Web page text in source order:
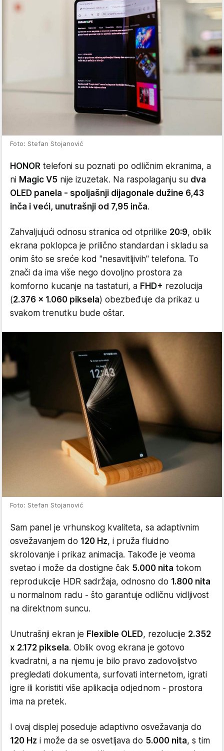
Foto: Stefan Stojanović
HONOR telefoni su poznati po odličnim ekranima, a
ni Magic V5 nije izuzetak. Na raspolaganju su dva
OLED panela - spoljašnji dijagonale dužine 6,43
inča i veći, unutrašnji od 7,95 inča.
Zahvaljujući odnosu stranica od otprilike 20:9, oblik
ekrana poklopca je prilično standardan i skladu sa
onim što se sreće kod "nesavitljivih" telefona. To
znači da ima više nego dovoljno prostora za
komforno kucanje na tastaturi, a FHD+ rezolucija
(2.376 x 1.060 piksela) obezbeđuje da prikaz u
svakom trenutku bude oštar.
Foto: Stefan Stojanović
Sam panel je vrhunskog kvaliteta, sa adaptivnim
osvežavanjem do 120 Hz, i pruža fluidno
skrolovanje i prikaz animacija. Takođe je veoma
svetao i može da dostigne čak 5.000 nita tokom
reprodukcije HDR sadržaja, odnosno do 1.800 nita
u normalnom radu - što garantuje odličnu vidljivost
na direktnom suncu.
Unutrašnji ekran je Flexible OLED, rezolucije 2.352
x 2.172 piksela. Oblik ovog ekrana je gotovo
kvadratni, a na njemu je bilo pravo zadovoljstvo
pregledati dokumenta, surfovati internetom, igrati
igre ili koristiti više aplikacija odjednom - prostora
ima na pretek.
I ovaj displej poseduje adaptivno osvežavanja do
120 Hz i može da se osvetljava do 5.000 nita, s tim